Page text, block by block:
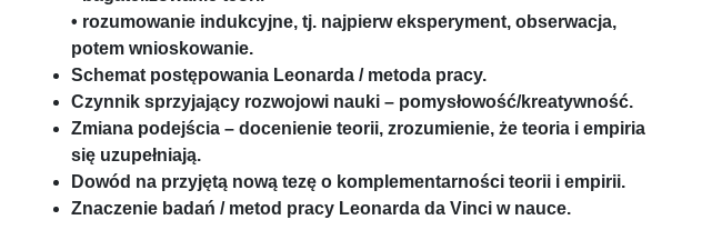
• rozumowanie indukcyjne, tj. najpierw eksperyment, obserwacja,
potem wnioskowanie.
Schemat postępowania Leonarda / metoda pracy.
Czynnik sprzyjający rozwojowi nauki – pomysłowość/kreatywność.
Zmiana podejścia – docenienie teorii, zrozumienie, że teoria i empiria
się uzupełniają.
Dowód na przyjętą nową tezę o komplementarności teorii i empirii.
Znaczenie badań / metod pracy Leonarda da Vinci w nauce.